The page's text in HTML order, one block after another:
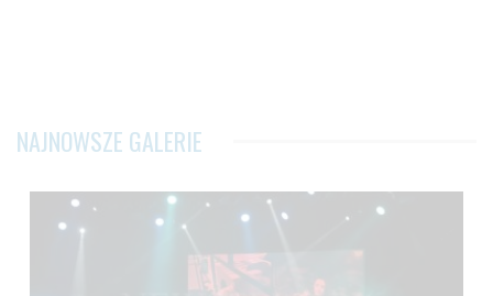
NAJNOWSZE GALERIE